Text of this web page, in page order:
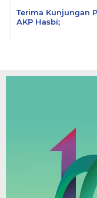
Terima Kunjungan
AKP Hasbi;